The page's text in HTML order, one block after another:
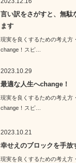
言い訳をさがすと、無駄
ます
現実を良くするための考え方
change！スピ…
2023.10.29
最適な人生へchange！
現実を良くするための考え方
change！スピ…
2023.10.21
幸せえのブロックを手放
現実を良くするための考え方